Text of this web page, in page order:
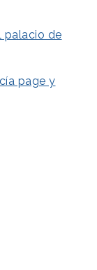
palacio de
page y